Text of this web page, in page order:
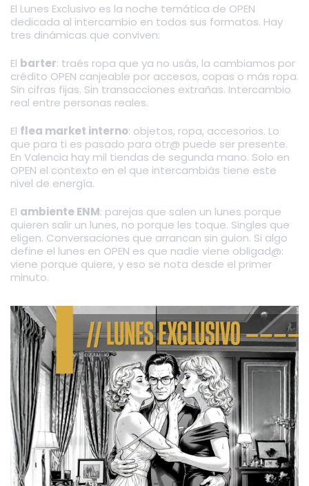
El Lunes Exclusivo es la noche temática de OPEN
dedicada al intercambio en todos sus formatos. Hay
tres dinámicas que conviven:
El barter: traés ropa que ya no usás, la cambiamos por
crédito OPEN canjeable por accesos, copas o más ropa.
Sin cifras fijas. Sin transacciones extrañas. Intercambio
real entre personas reales.
El flea market interno: objetos, ropa, accesorios. Lo
que para ti es pasado para otr@ puede ser presente.
En Valencia hay mil tiendas de segunda mano. Solo en
OPEN el contexto en el que intercambiás tiene este
nivel de energía.
El ambiente ENM: parejas que salen un lunes porque
quieren salir un lunes, no porque les toque. Singles que
eligen. Conversaciones que arrancan sin guion. Si algo
define el lunes en OPEN es que nadie viene obligad@:
viene porque quiere, y eso se nota desde el primer
minuto.